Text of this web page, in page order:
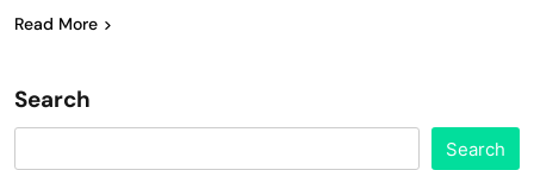
Read More
Search
Search